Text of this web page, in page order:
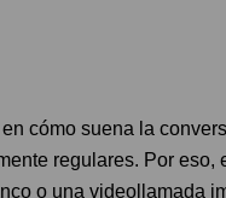
cómo suena la
regulares. Por eso,
o una videollamada